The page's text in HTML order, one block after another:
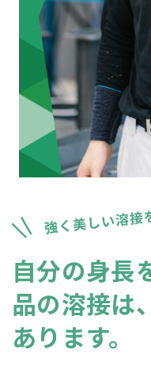
自分の身長
品の溶接は、
あります。